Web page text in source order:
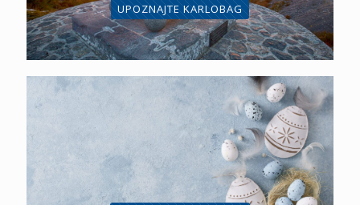
UPOZNAJTE KARLOBAG